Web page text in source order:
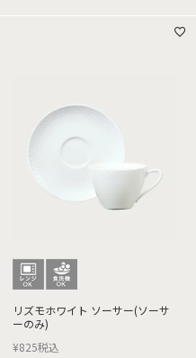
リズモホワイト ソーサー(ソーサ
ーのみ)
¥825税込